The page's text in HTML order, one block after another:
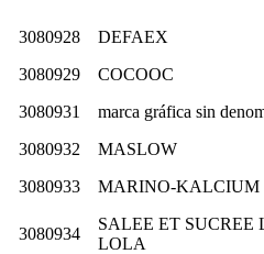
3080928
DEFAEX
3080929
COCOOC
3080931
marca gráfica sin
3080932
MASLOW
3080933
MARINO-KALCIUM
3080934
SALEE ET SUCREE
LOLA